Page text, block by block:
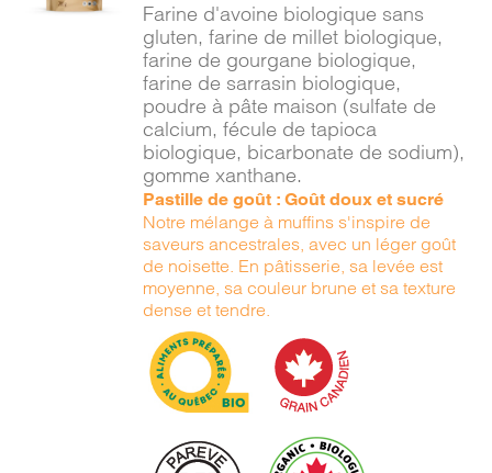
Farine d'avoine biologique sans
gluten, farine de millet biologique,
farine de gourgane biologique,
farine de sarrasin biologique,
poudre à pâte maison (sulfate de
calcium, fécule de tapioca
biologique, bicarbonate de sodium),
gomme xanthane.
Pastille de goût : Goût doux et sucré
Notre mélange à muffins s'inspire de
saveurs ancestrales, avec un léger goût
de noisette. En pâtisserie, sa levée est
moyenne, sa couleur brune et sa texture
dense et tendre.